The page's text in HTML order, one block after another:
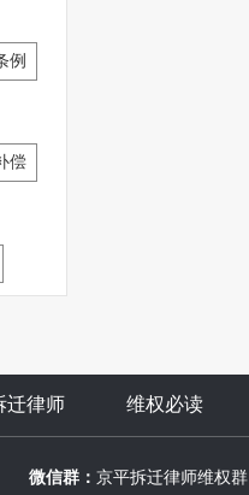
例
偿
迁律师 维权必读
微信群： 京平拆迁律师维权群